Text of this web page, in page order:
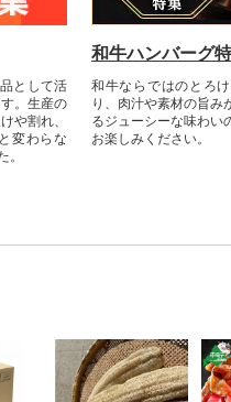
として活
。⽣産の
や割れ、
変わらな
。
和牛ハンバーグ
和牛ならではのとろ
り、肉汁や素材の旨み
るジューシーな味わい
お楽しみください。